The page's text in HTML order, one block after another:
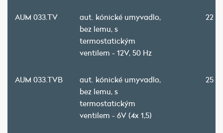
AUM 033.TV
aut. kónické umyvadlo,
bez lemu, s
termostatickým
ventilem - 12V, 50 Hz
22
AUM 033.TVB
aut. kónické umyvadlo,
bez lemu, s
termostatickým
ventilem - 6V (4x 1,5)
25